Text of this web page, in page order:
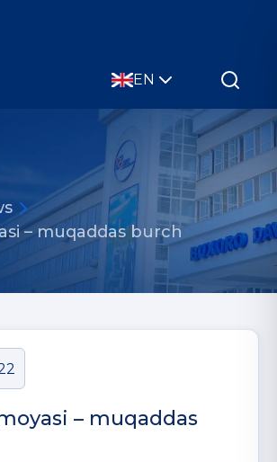
EN
– muqaddas burch
– muqaddas